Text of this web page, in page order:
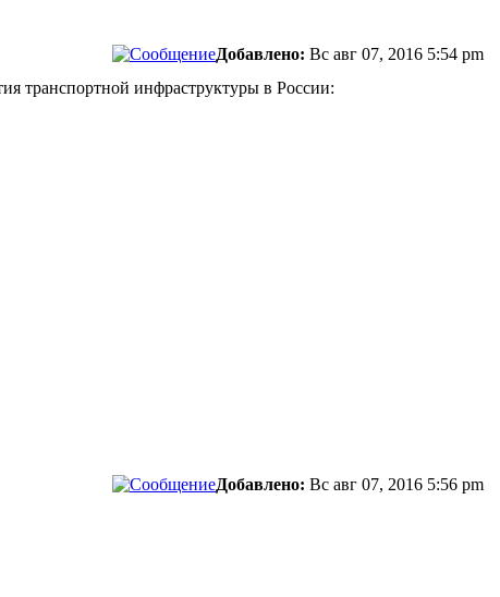
Добавлено: Вс авг 07, 2016 5:54 pm
транспортной инфраструктуры в России:
Добавлено: Вс авг 07, 2016 5:56 pm